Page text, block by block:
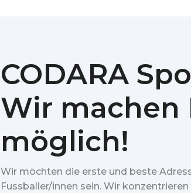
CODARA
Wir machen
möglich!
Wir möchten die erste und beste
Fussballer/innen sein. Wir